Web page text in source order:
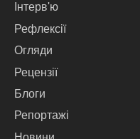
Інтерв'ю
Рефлексії
Огляди
Рецензії
Блоги
Репортажі